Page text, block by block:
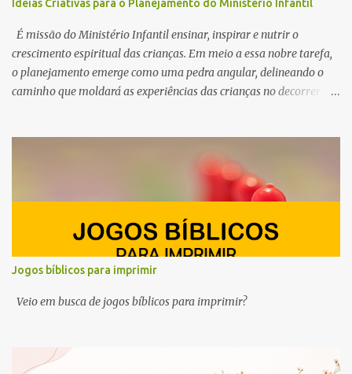
Ideias Criativas para o Planejamento do Ministério Infantil
É missão do Ministério Infantil ensinar, inspirar e nutrir o
crescimento espiritual das crianças. Em meio a essa nobre tarefa,
o planejamento emerge como uma pedra angular, delineando o
caminho que moldará as experiências das crianças no decorrer do
despertar a curiosidade, semear valores e cultivar a fé no coração
Jogos bíblicos para imprimir
Veio em busca de jogos bíblicos para imprimir?